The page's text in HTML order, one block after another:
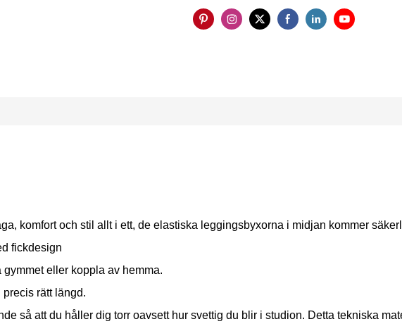
komfort och stil allt i ett, de elastiska leggingsbyxorna i midjan kommer
fickdesign
eller koppla av hemma.
rätt längd.
så att du håller dig torr oavsett hur svettig du blir i studion. Detta tekniska